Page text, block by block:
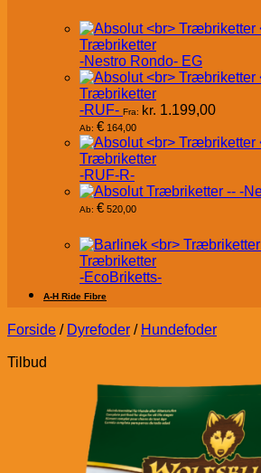
Træbriketter
-Nestro Rondo- EG
Træbriketter
-RUF- Fra: kr. 1.199,00
Ab: € 164,00
Træbriketter
-RUF-R-
Ab: € 520,00
Træbriketter
-EcoBriketts-
A-H Ride Fibre
Forside / Dyrefoder / Hundefoder
Tilbud